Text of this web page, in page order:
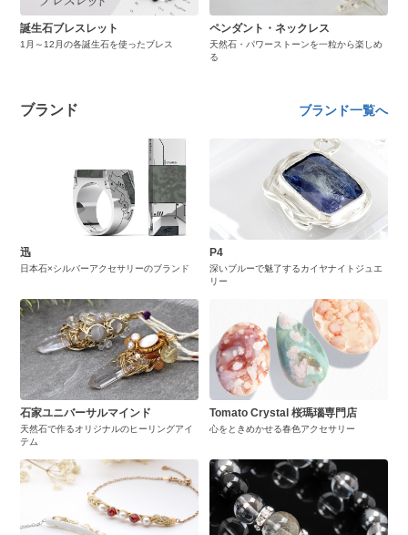
誕生石ブレスレット
1月～12月の各誕生石を使ったブレス
ペンダント・ネックレス
天然石・パワーストーンを一粒から楽しめ
る
ブランド ブランド一覧へ
迅
日本石×シルバーアクセサリーのブランド
P4
深いブルーで魅了するカイヤナイトジュエ
リー
石家ユニバーサルマインド
天然石で作るオリジナルのヒーリングアイ
テム
Tomato Crystal 桜瑪瑙専門店
心をときめかせる春色アクセサリー